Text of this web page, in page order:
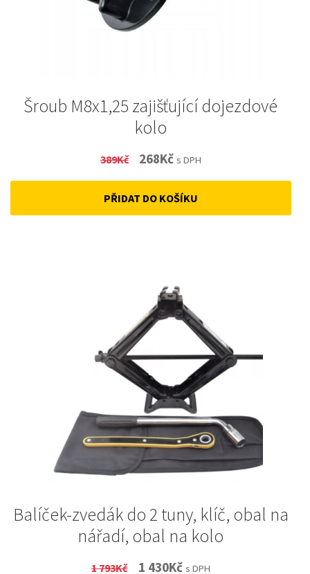
Šroub M8x1,25 zajišťující dojezdové
kolo
389Kč
Original
price
was:
268KčCurrent
price
is:
s DPH
PŘIDAT DO KOŠÍKU
Balíček-zvedák do 2 tuny, klíč, obal na
nářadí, obal na kolo
1 793Kč
Original
1 430KčCurrent
s DPH